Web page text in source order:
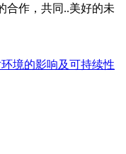
合作，共同..美好的未
境的影响及可持续性